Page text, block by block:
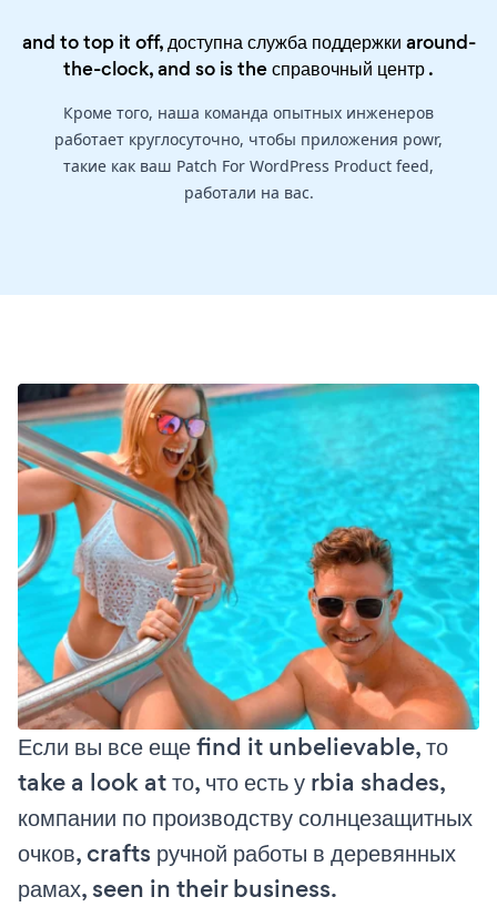
and to top it off, доступна служба поддержки around-
the-clock, and so is theсправочный центр.
Кроме того, наша команда опытных инженеров
работает круглосуточно, чтобы приложения powr,
такие как ваш Patch For WordPress Product feed,
работали на вас.
Если вы все еще find it unbelievable, то
take a look at то, что есть у rbia shades,
компании по производству солнцезащитных
очков, crafts ручной работы в деревянных
рамах, seen in their business.